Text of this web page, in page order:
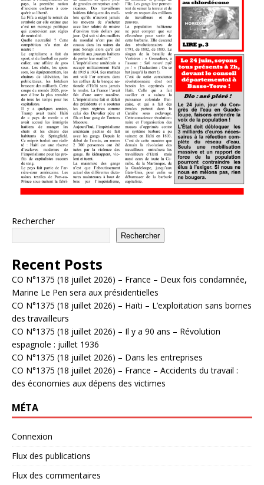
Rechercher
Rechercher
Recent Posts
CO N°1375 (18 juillet 2026) – France – Deux fois condamnée,
Marine Le Pen sera aux présidentielles
CO N°1375 (18 juillet 2026) – Haïti – L’exploitation sans bornes
des travailleurs
CO N°1375 (18 juillet 2026) – Il y a 90 ans – Révolution
espagnole : juillet 1936
CO N°1375 (18 juillet 2026) – Dans les entreprises
CO N°1375 (18 juillet 2026) – France – Accidents du travail :
des économies aux dépens des victimes
MÉTA
Connexion
Flux des publications
Flux des commentaires